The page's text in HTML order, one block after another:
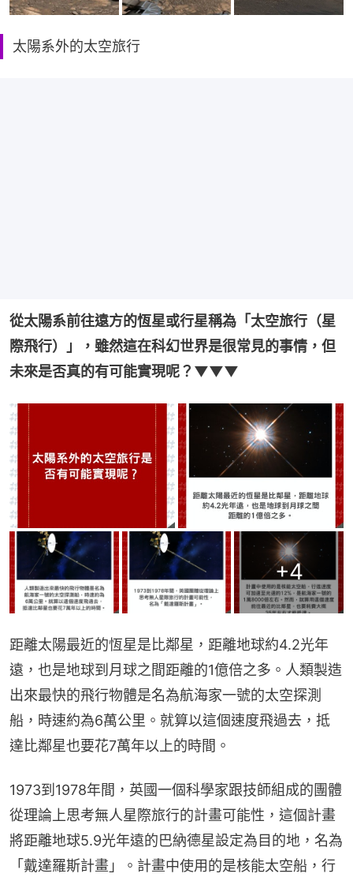
太陽系外的太空旅行
從太陽系前往遠方的恆星或行星稱為「太空旅行（星
際飛行）」，雖然這在科幻世界是很常見的事情，但
未來是否真的有可能實現呢？▼▼▼
+4
距離太陽最近的恆星是比鄰星，距離地球約4.2光年
遠，也是地球到月球之間距離的1億倍之多。人類製造
出來最快的飛行物體是名為航海家一號的太空探測
船，時速約為6萬公里。就算以這個速度飛過去，抵
達比鄰星也要花7萬年以上的時間。
1973到1978年間，英國一個科學家跟技師組成的團體
從理論上思考無人星際旅行的計畫可能性，這個計畫
將距離地球5.9光年遠的巴納德星設定為目的地，名為
「戴達羅斯計畫」。計畫中使用的是核能太空船，行